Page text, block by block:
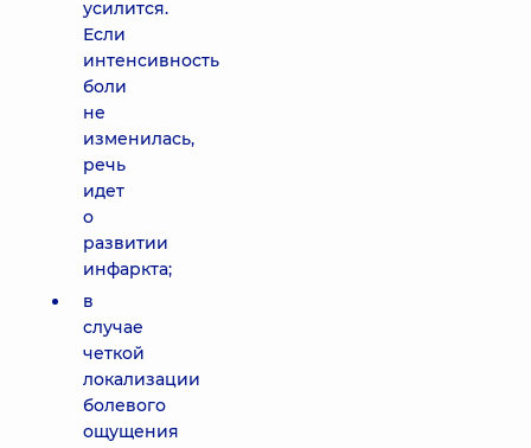
усилится.
Если
интенсивность
боли
не
изменилась,
речь
идет
о
развитии
инфаркта;
в
случае
четкой
локализации
болевого
ощущения